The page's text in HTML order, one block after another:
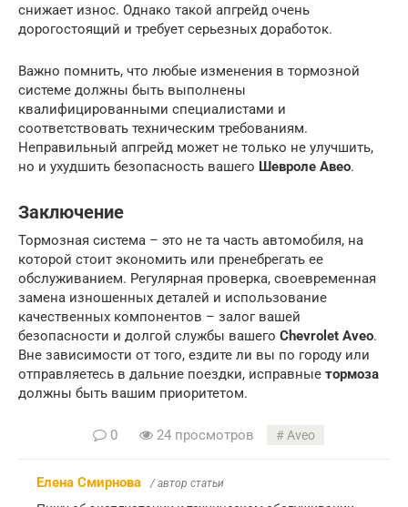
снижает износ. Однако такой апгрейд очень
дорогостоящий и требует серьезных доработок.
Важно помнить, что любые изменения в тормозной
системе должны быть выполнены
квалифицированными специалистами и
соответствовать техническим требованиям.
Неправильный апгрейд может не только не улучшить,
но и ухудшить безопасность вашего Шевроле Авео.
Заключение
Тормозная система – это не та часть автомобиля, на
которой стоит экономить или пренебрегать ее
обслуживанием. Регулярная проверка, своевременная
замена изношенных деталей и использование
качественных компонентов – залог вашей
безопасности и долгой службы вашего Chevrolet Aveo.
Вне зависимости от того, ездите ли вы по городу или
отправляетесь в дальние поездки, исправные тормоза
должны быть вашим приоритетом.
0 24 просмотров Aveo
Елена Смирнова / автор статьи